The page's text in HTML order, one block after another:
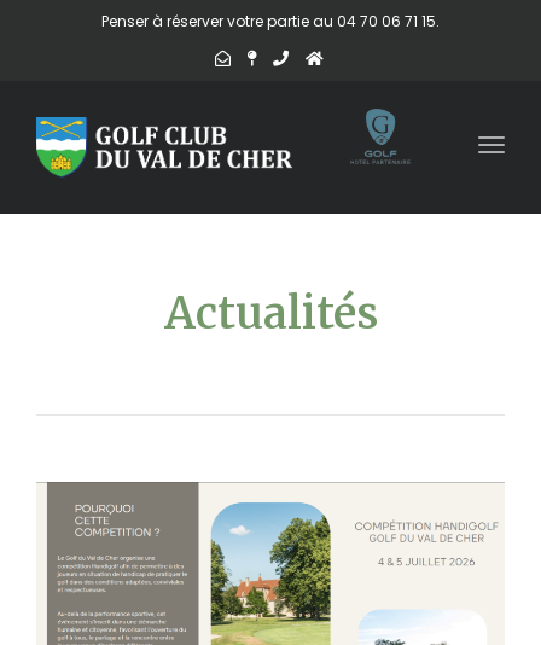
Penser à réserver votre partie au 04 70 06 71 15.
Actualités